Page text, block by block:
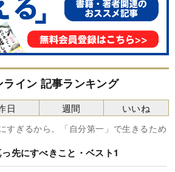
ライン 記事ランキング
すぎるから。「自分第一」で生きるため
っ先にすべきこと・ベスト1
日 週間 いいね